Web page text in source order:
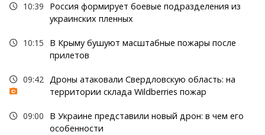
10:39
Россия формирует боевые подразделения из
украинских пленных
10:15
В Крыму бушуют масштабные пожары после
прилетов
09:42 Дроны атаковали Свердловскую область: на
территории склада Wildberries пожар
09:00
В Украине представили новый дрон: в чем его
особенности